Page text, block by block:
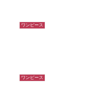
ワンピース
ワンピース